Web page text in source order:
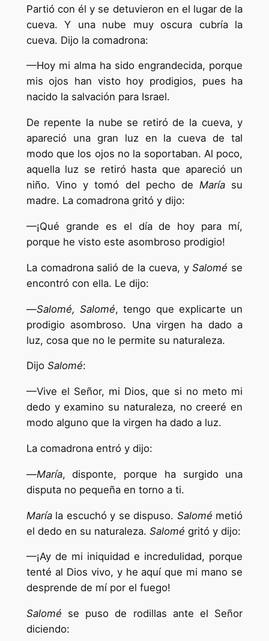
Partió con él y se detuvieron en el lugar de la
cueva. Y una nube muy oscura cubría la
cueva. Dijo la comadrona:
—Hoy mi alma ha sido engrandecida, porque
mis ojos han visto hoy prodigios, pues ha
nacido la salvación para Israel.
De repente la nube se retiró de la cueva, y
apareció una gran luz en la cueva de tal
modo que los ojos no la soportaban. Al poco,
aquella luz se retiró hasta que apareció un
niño. Vino y tomó del pecho deMaría su
madre. La comadrona gritó y dijo:
—¡Qué grande es el día de hoy para mí,
porque he visto este asombroso prodigio!
La comadrona salió de la cueva, ySalomé se
encontró con ella. Le dijo:
—Salomé, Salomé, tengo que explicarte un
prodigio asombroso. Una virgen ha dado a
luz, cosa que no le permite su naturaleza.
Dijo Salomé:
—Vive el Señor, mi Dios, que si no meto mi
dedo y examino su naturaleza, no creeré en
modo alguno que la virgen ha dado a luz.
La comadrona entró y dijo:
—María, disponte, porque ha surgido una
disputa no pequeña en torno a ti.
Maríala escuchó y se dispuso. Salomé metió
el dedo en su naturaleza. Salomé gritó y dijo:
—¡Ay de mi iniquidad e incredulidad, porque
tenté al Dios vivo, y he aquí que mi mano se
desprende de mí por el fuego!
Salomé se puso de rodillas ante el Señor
diciendo: